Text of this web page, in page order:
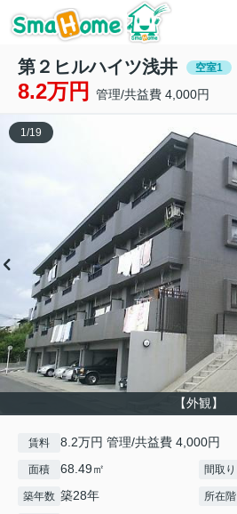
第２ヒルハイツ浅井 空室1
8.2万円 管理/共益費 4,000円
【外観】
1/19
賃料 8.2万円 管理/共益費 4,000円
面積 68.49㎡ 間取り
築年数 築28年 所在階